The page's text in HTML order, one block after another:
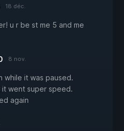
18 déc.
u r be st me 5 and me
8 nov.
while it was paused.
it went super speed.
again